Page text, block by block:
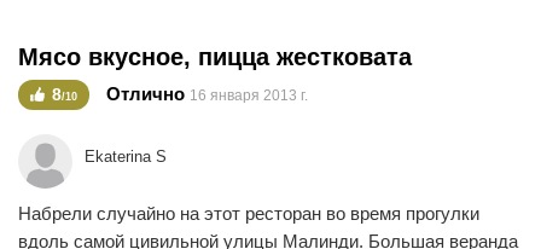
Мясо вкусное, пицца жестковата
8/10 Отлично 16 января 2013 г.
Ekaterina S
Набрели случайно на этот ресторан во время прогулки
вдоль самой цивильной улицы Малинди. Большая веранда